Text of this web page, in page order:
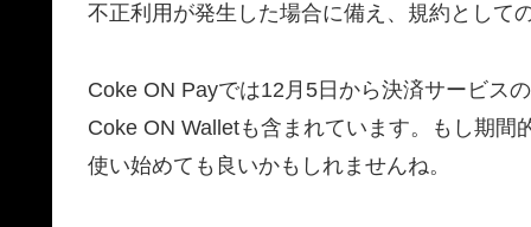
不正利用が発生した場合に備え、規約として
Coke ON Payでは12月5日から決済サービスの
Coke ON Walletも含まれています。もし期
使い始めても良いかもしれませんね。